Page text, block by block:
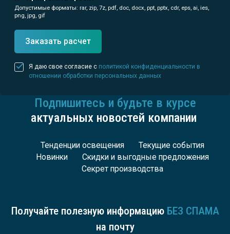
Допустимые форматы: rar, zip, 7z, pdf, doc, docx, ppt, pptx, cdr, eps, ai, ies,
png, jpg, gif
Заказать расчет
Я даю свое согласие с политикой конфиденциальности в
отношении обработки персональных данных
Подпишитесь и будьте в курсе
актуальных новостей компании
Тенденции освещения
Текущие события
Новинки
Скидки и выгодные предложения
Секрет производства
Получайте полезную информацию БЕЗ СПАМА
на почту